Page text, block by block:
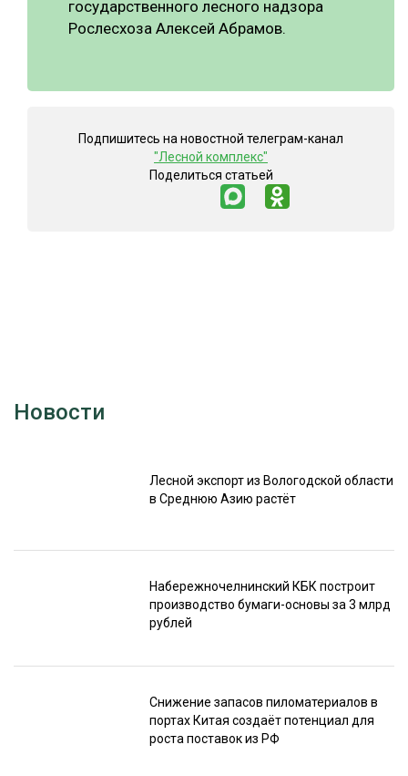
государственного лесного надзора
Рослесхоза Алексей Абрамов.
Подпишитесь на новостной телеграм-канал
"Лесной комплекс"
Поделиться статьей
Новости
Лесной экспорт из Вологодской области
в Среднюю Азию растёт
Набережночелнинский КБК построит
производство бумаги-основы за 3 млрд
рублей
Снижение запасов пиломатериалов в
портах Китая создаёт потенциал для
роста поставок из РФ